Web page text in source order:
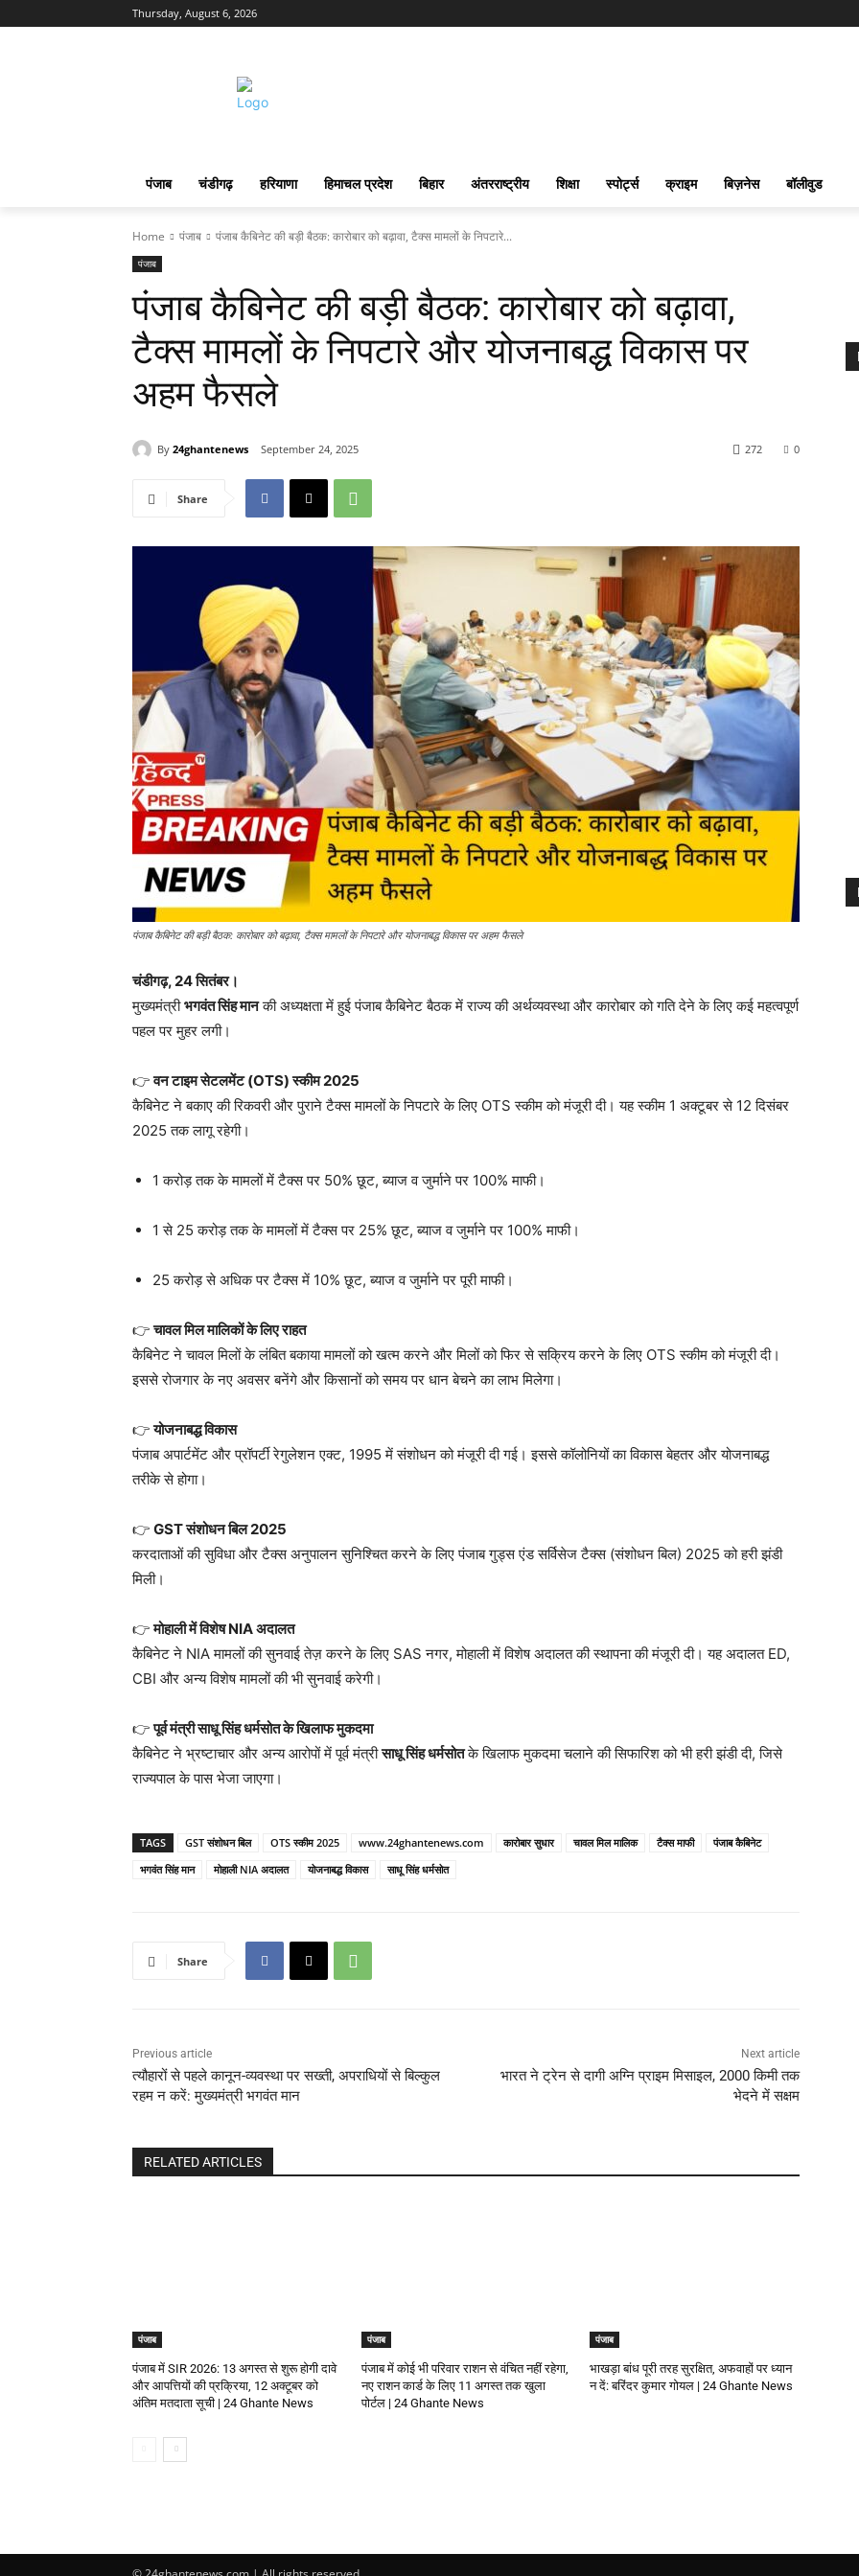
Thursday, August 6, 2026
पंजाब चंडीगढ़ हरियाणा हिमाचल प्रदेश बिहार अंतरराष्ट्रीय शिक्षा स्पोर्ट्स क्राइम बिज़नेस बॉलीवुड
Home पंजाब पंजाब कैबिनेट की बड़ी बैठक: कारोबार को बढ़ावा, टैक्स मामलों के निपटारे...
पंजाब
पंजाब कैबिनेट की बड़ी बैठक: कारोबार को बढ़ावा,
टैक्स मामलों के निपटारे और योजनाबद्ध विकास पर
अहम फैसले
By 24ghantenews September 24, 2025 0
272
Share
पंजाब कैबिनेट की बड़ी बैठक: कारोबार को बढ़ावा, टैक्स मामलों के निपटारे और योजनाबद्ध विकास पर अहम फैसले
चंडीगढ़, 24 सितंबर।
मुख्यमंत्रीभगवंत सिंह मानकी अध्यक्षता में हुई पंजाब कैबिनेट बैठक में राज्य की अर्थव्यवस्था और कारोबार को गति देने के लिए कई महत्वपूर्ण
पहल पर मुहर लगी।
👉वन टाइम सेटलमेंट (OTS) स्कीम 2025
कैबिनेट ने बकाए की रिकवरी और पुराने टैक्स मामलों के निपटारे के लिए OTS स्कीम को मंजूरी दी। यह स्कीम 1 अक्टूबर से 12 दिसंबर
2025 तक लागू रहेगी।
1 करोड़ तक के मामलों में टैक्स पर 50% छूट, ब्याज व जुर्माने पर 100% माफी।
1 से 25 करोड़ तक के मामलों में टैक्स पर 25% छूट, ब्याज व जुर्माने पर 100% माफी।
25 करोड़ से अधिक पर टैक्स में 10% छूट, ब्याज व जुर्माने पर पूरी माफी।
👉चावल मिल मालिकों के लिए राहत
कैबिनेट ने चावल मिलों के लंबित बकाया मामलों को खत्म करने और मिलों को फिर से सक्रिय करने के लिए OTS स्कीम को मंजूरी दी।
इससे रोजगार के नए अवसर बनेंगे और किसानों को समय पर धान बेचने का लाभ मिलेगा।
👉योजनाबद्ध विकास
पंजाब अपार्टमेंट और प्रॉपर्टी रेगुलेशन एक्ट, 1995 में संशोधन को मंजूरी दी गई। इससे कॉलोनियों का विकास बेहतर और योजनाबद्ध
तरीके से होगा।
👉 GST संशोधन बिल 2025
करदाताओं की सुविधा और टैक्स अनुपालन सुनिश्चित करने के लिए पंजाब गुड्स एंड सर्विसेज टैक्स (संशोधन बिल) 2025 को हरी झंडी
मिली।
👉मोहाली में विशेष NIA अदालत
कैबिनेट ने NIA मामलों की सुनवाई तेज़ करने के लिए SAS नगर, मोहाली में विशेष अदालत की स्थापना की मंजूरी दी। यह अदालत ED,
CBI और अन्य विशेष मामलों की भी सुनवाई करेगी।
👉पूर्व मंत्री साधू सिंह धर्मसोत के खिलाफ मुकदमा
कैबिनेट ने भ्रष्टाचार और अन्य आरोपों में पूर्व मंत्रीसाधू सिंह धर्मसोतके खिलाफ मुकदमा चलाने की सिफारिश को भी हरी झंडी दी, जिसे
राज्यपाल के पास भेजा जाएगा।
TAGS GST संशोधन बिल OTS स्कीम 2025 www.24ghantenews.com कारोबार सुधार चावल मिल मालिक टैक्स माफी
पंजाब कैबिनेट
भगवंत सिंह मान
मोहाली NIA अदालत योजनाबद्ध विकास साधू सिंह धर्मसोत
Share
Previous article
त्यौहारों से पहले कानून-व्यवस्था पर सख्ती, अपराधियों से बिल्कुल
रहम न करें: मुख्यमंत्री भगवंत मान
Next article
भारत ने ट्रेन से दागी अग्नि प्राइम मिसाइल, 2000 किमी तक
भेदने में सक्षम
RELATED ARTICLES
पंजाब
पंजाब में SIR 2026: 13 अगस्त से शुरू होगी दावे
और आपत्तियों की प्रक्रिया, 12 अक्टूबर को
अंतिम मतदाता सूची | 24 Ghante News
पंजाब
पंजाब में कोई भी परिवार राशन से वंचित नहीं रहेगा,
नए राशन कार्ड के लिए 11 अगस्त तक खुला
पोर्टल | 24 Ghante News
पंजाब
भाखड़ा बांध पूरी तरह सुरक्षित, अफवाहों पर ध्यान
न दें: बरिंदर कुमार गोयल | 24 Ghante News